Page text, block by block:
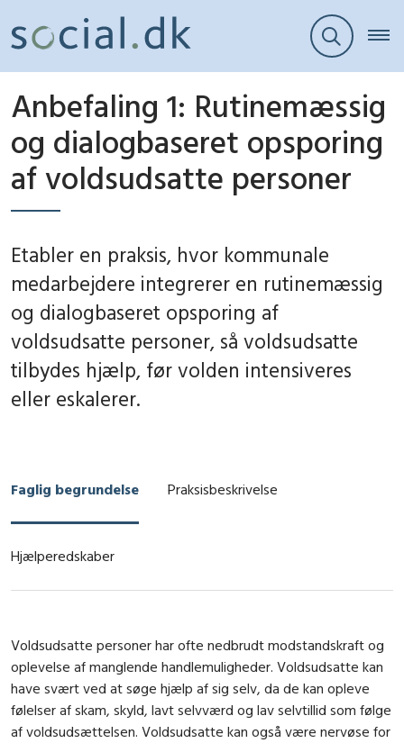
Anbefaling 1: Rutinemæssig
og dialogbaseret opsporing
af voldsudsatte personer
Etabler en praksis, hvor kommunale
medarbejdere integrerer en rutinemæssig
og dialogbaseret opsporing af
voldsudsatte personer, så voldsudsatte
tilbydes hjælp, før volden intensiveres
eller eskalerer.
Faglig begrundelse Praksisbeskrivelse
Hjælperedskaber
Voldsudsatte personer har ofte nedbrudt modstandskraft og
oplevelse af manglende handlemuligheder. Voldsudsatte kan
have svært ved at søge hjælp af sig selv, da de kan opleve
følelser af skam, skyld, lavt selvværd og lav selvtillid som følge
af voldsudsættelsen. Voldsudsatte kan også være nervøse for